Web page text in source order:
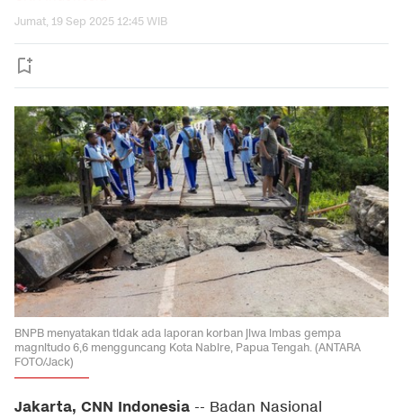
Jumat, 19 Sep 2025 12:45 WIB
BNPB menyatakan tidak ada laporan korban jiwa imbas gempa
magnitudo 6,6 mengguncang Kota Nabire, Papua Tengah. (ANTARA
FOTO/Jack)
Jakarta, CNN Indonesia -- Badan Nasional